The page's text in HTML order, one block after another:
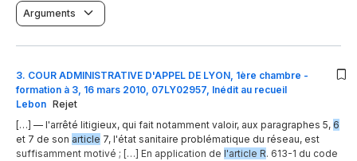
Arguments
3. COUR ADMINISTRATIVE D'APPEL DE LYON, 1ère chambre -
formation à 3, 16 mars 2010, 07LY02957, Inédit au recueil
Lebon Rejet
[…] — l'arrêté litigieux, qui fait notamment valoir, aux paragraphes 5, 6
et 7 de son article 7, l'état sanitaire problématique du réseau, est
suffisamment motivé ; […] En application de l'article R. 613-1 du code